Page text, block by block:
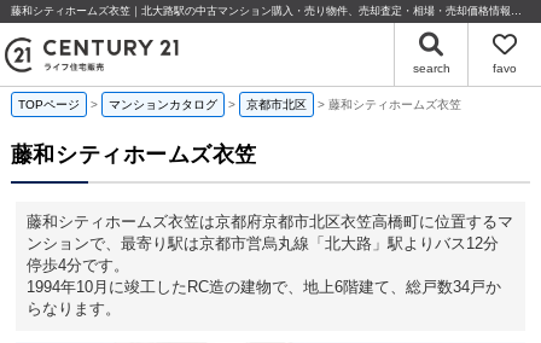
藤和シティホームズ衣笠｜北大路駅の中古マンション購入・売り物件、売却査定・相場・売却価格情報｜京都府京都市北区衣笠高橋町のマンション情報｜センチュリー21ライフ住宅販売
search favo
TOPページ マンションカタログ 京都市北区 藤和シティホームズ衣笠
藤和シティホームズ衣笠
藤和シティホームズ衣笠は京都府京都市北区衣笠高橋町に位置するマ
ンションで、最寄り駅は京都市営烏丸線「北大路」駅よりバス12分
停歩4分です。
1994年10月に竣工したRC造の建物で、地上6階建て、総戸数34戸か
らなります。